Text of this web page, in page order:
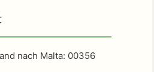
nach Malta: 00356